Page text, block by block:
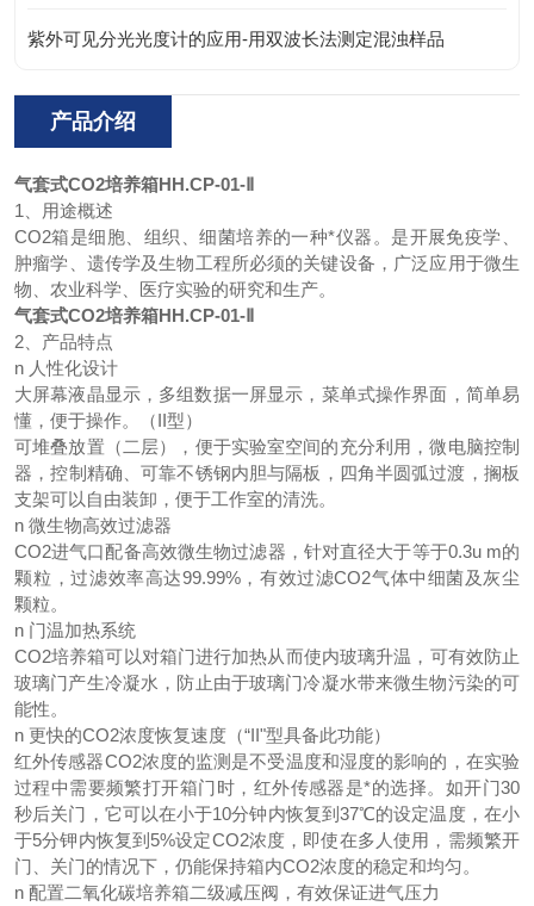
紫外可见分光光度计的应用-用双波长法测定混浊样品
产品介绍
气套式CO2培养箱HH.CP-01-Ⅱ
1、用途概述
CO2箱是细胞、组织、细菌培养的一种*仪器。是开展免疫学、
肿瘤学、遗传学及生物工程所必须的关键设备，广泛应用于微生
物、农业科学、医疗实验的研究和生产。
气套式CO2培养箱HH.CP-01-Ⅱ
2、产品特点
n 人性化设计
大屏幕液晶显示，多组数据一屏显示，菜单式操作界面，简单易
懂，便于操作。（II型）
可堆叠放置（二层），便于实验室空间的充分利用，微电脑控制
器，控制精确、可靠不锈钢内胆与隔板，四角半圆弧过渡，搁板
支架可以自由装卸，便于工作室的清洗。
n 微生物高效过滤器
CO2进气口配备高效微生物过滤器，针对直径大于等于0.3u m的
颗粒，过滤效率高达99.99%，有效过滤CO2气体中细菌及灰尘
颗粒。
n 门温加热系统
CO2培养箱可以对箱门进行加热从而使内玻璃升温，可有效防止
玻璃门产生冷凝水，防止由于玻璃门冷凝水带来微生物污染的可
能性。
n 更快的CO2浓度恢复速度（“II"型具备此功能）
红外传感器CO2浓度的监测是不受温度和湿度的影响的，在实验
过程中需要频繁打开箱门时，红外传感器是*的选择。如开门30
秒后关门，它可以在小于10分钟内恢复到37℃的设定温度，在小
于5分钾内恢复到5%设定CO2浓度，即使在多人使用，需频繁开
门、关门的情况下，仍能保持箱内CO2浓度的稳定和均匀。
n 配置二氧化碳培养箱二级减压阀，有效保证进气压力